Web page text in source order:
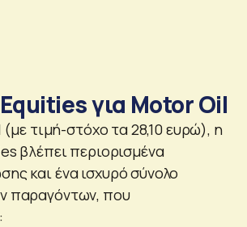
για Motor Oil
τιμή-στόχο τα 28,10 ευρώ), η
βλέπει περιορισμένα
και ένα ισχυρό σύνολο
παραγόντων, που